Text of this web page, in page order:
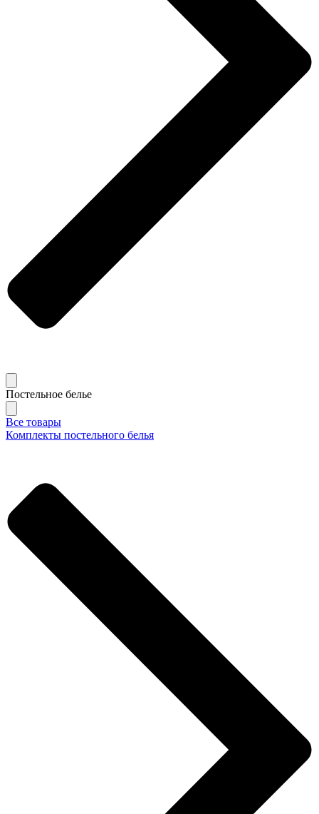
Постельное белье
Все товары
Комплекты постельного белья